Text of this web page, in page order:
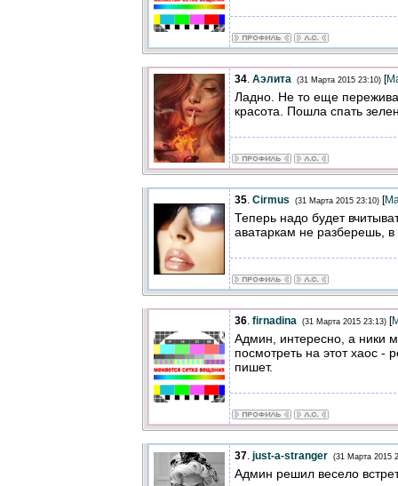
34. Аэлита (31 Марта 2015 23:10) [
Ладно. Не то еще
красота. Пошла спать
35. Cirmus (31 Марта 2015 23:10) [
Теперь надо будет
аватаркам не разберешь, в
36. firnadina (31 Марта 2015 23:13) [
Админ, интересно, а ники
посмотреть на этот хаос -
пишет.
37. just-a-stranger (31 Марта 2015
Админ решил весело